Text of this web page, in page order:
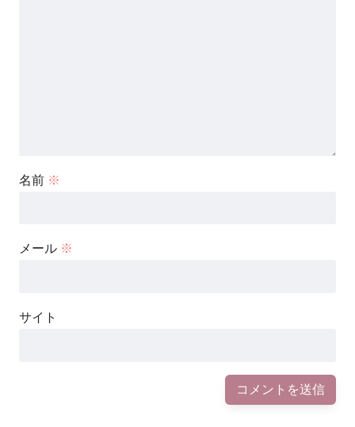
名前 ※
メール ※
サイト